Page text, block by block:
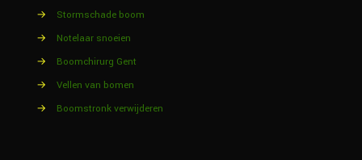
→
Stormschade boom
→
Notelaar snoeien
→
Boomchirurg Gent
→
Vellen van bomen
→
Boomstronk verwijderen